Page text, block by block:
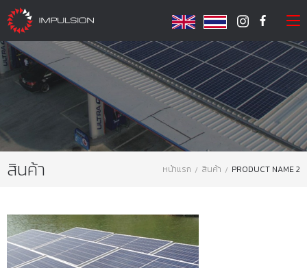
สินค้า หน้าแรก สินค้า PRODUCT NAME 2